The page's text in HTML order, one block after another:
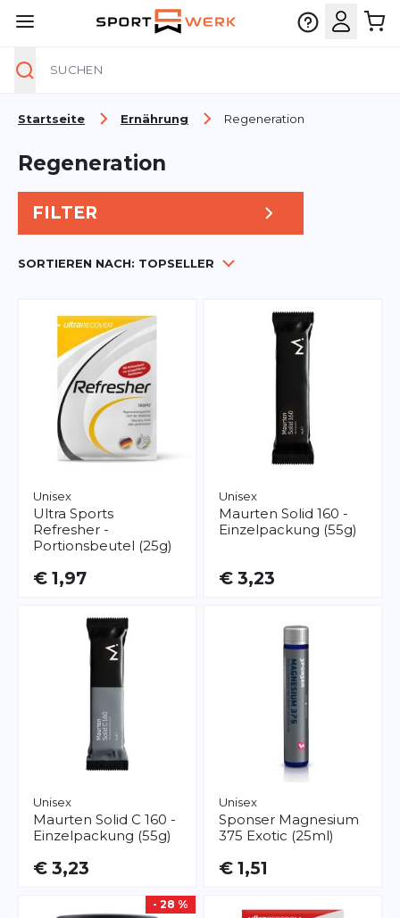
Startseite Ernährung Regeneration
Regeneration
FILTER
SORTIEREN NACH: TOPSELLER
Unisex
Ultra Sports
Refresher -
Portionsbeutel (25g)
€ 1,97
Unisex
Maurten Solid 160 -
Einzelpackung (55g)
€ 3,23
Unisex
Maurten Solid C 160 -
Einzelpackung (55g)
€ 3,23
Unisex
Sponser Magnesium
375 Exotic (25ml)
€ 1,51
- 28 %